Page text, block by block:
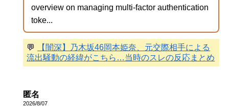
overview on managing multi-factor authentication
toke...
💬
【闇深】乃木坂46岡本姫奈、元交際相手による
流出騒動の経緯がこちら…当時のスレの反応まとめ
匿名
2026/8/07